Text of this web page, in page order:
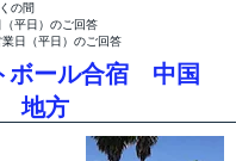
の間
平日）のご回答
業日（平日）のご回答
ボール合宿 中国
地方